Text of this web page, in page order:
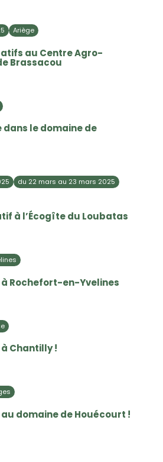
Ariège
au Centre Agro-
Brassacou
le domaine de
du 22 mars au 23 mars 2025
à l’Écogîte du Loubatas
Rochefort-en-Yvelines
Chantilly !
domaine de Houécourt !